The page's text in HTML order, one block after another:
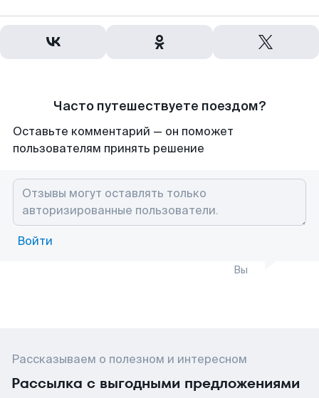
Часто путешествуете поездом?
Оставьте комментарий — он поможет
пользователям принять решение
Войти
Вы
Рассказываем о полезном и интересном
Рассылка с выгодными предложениями